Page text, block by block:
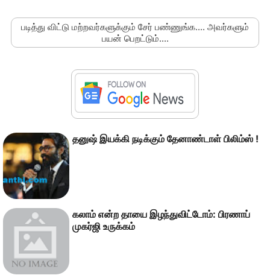
படித்து விட்டு மற்றவர்களுக்கும் சேர் பண்ணுங்க.... அவர்களும்
பயன் பெறட்டும்....
தனுஷ் இயக்கி நடிக்கும் தேனாண்டாள் பிலிம்ஸ் !
கலாம் என்ற தாயை இழந்துவிட்டோம்: பிரணாப்
முகர்ஜி உருக்கம்